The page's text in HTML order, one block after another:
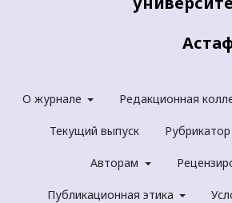
О журнале Редакционная
Текущий выпуск Рубрикатор
Авторам
Публикационная этика